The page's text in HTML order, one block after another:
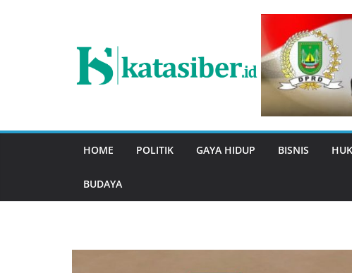
HOME POLITIK GAYA HIDUP BISNIS
BUDAYA